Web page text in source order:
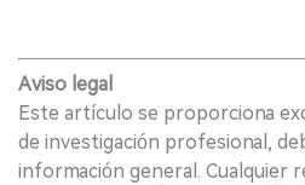
Aviso legal
Este artículo se proporciona
de investigación profesional,
información general. Cualquier